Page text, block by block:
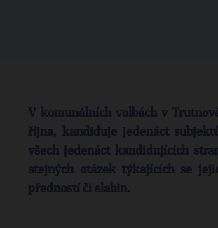
V komunálních volbách v
října, kandiduje jedenáct
všech jedenáct kandidujících
stejných otázek týkajících se
předností či slabin.